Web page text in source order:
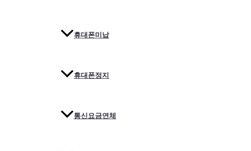
휴대폰미납
휴대폰정지
통신요금연체